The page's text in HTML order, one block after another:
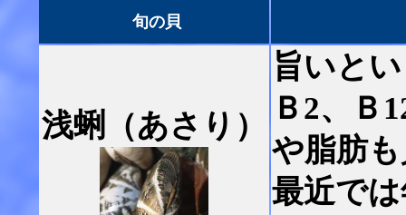
旬の貝
浅蜊（あさり）
旨いと
Ｂ2、Ｂ
や脂肪
最近で